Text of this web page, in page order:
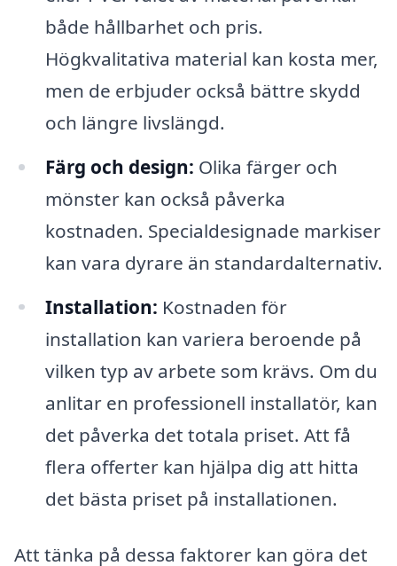
både hållbarhet och pris.
Högkvalitativa material kan kosta mer,
men de erbjuder också bättre skydd
och längre livslängd.
Färg och design: Olika färger och
mönster kan också påverka
kostnaden. Specialdesignade markiser
kan vara dyrare än standardalternativ.
Installation: Kostnaden för
installation kan variera beroende på
vilken typ av arbete som krävs. Om du
anlitar en professionell installatör, kan
det påverka det totala priset. Att få
flera offerter kan hjälpa dig att hitta
det bästa priset på installationen.
Att tänka på dessa faktorer kan göra det